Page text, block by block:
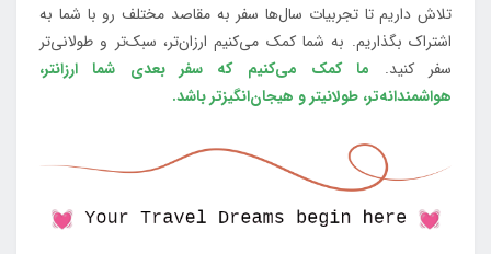
تلاش داریم تا تجربیات سال‌ها سفر به مقاصد مختلف رو با شما به
اشتراک بگذاریم. به شما کمک می‌کنیم ارزان‌تر، سبک‌تر و طولانی‌تر
سفر کنید. ما کمک می‌کنیم که سفر بعدی شما ارزانتر،
هواشمندانه‌تر، طولانی‎تر و هیجان‌انگیزتر باشد.